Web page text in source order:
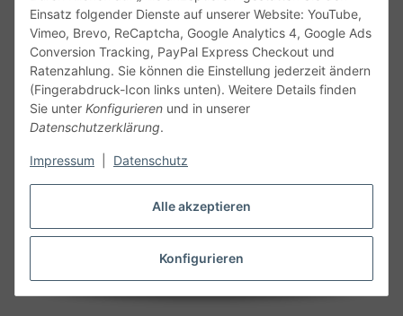
Alle akzeptieren
Konfigurieren
Einsatz folgender Dienste auf unserer Website: YouTube,
Vimeo, Brevo, ReCaptcha, Google Analytics 4, Google Ads
Conversion Tracking, PayPal Express Checkout und
Ratenzahlung. Sie können die Einstellung jederzeit ändern
(Fingerabdruck-Icon links unten). Weitere Details finden
Sie unter Konfigurieren und in unserer
Datenschutzerklärung.
Impressum Datenschutz
Service
Gesetzliche Informationen
Alle technischen Angaben ohne Gewähr. Irrtümer und fehlerhafte
Angaben vorbehalten. Wenn Sie Datenblätter oder spezielle
unseren Kundenservice. Abbildungen der Artikel können
Vertrag widerrufen